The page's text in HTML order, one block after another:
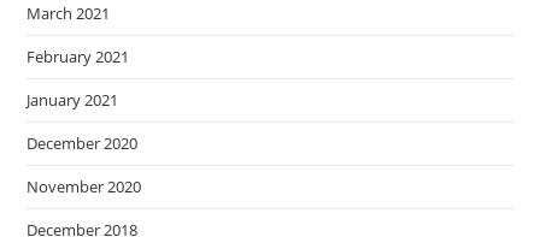
March 2021
February 2021
January 2021
December 2020
November 2020
December 2018